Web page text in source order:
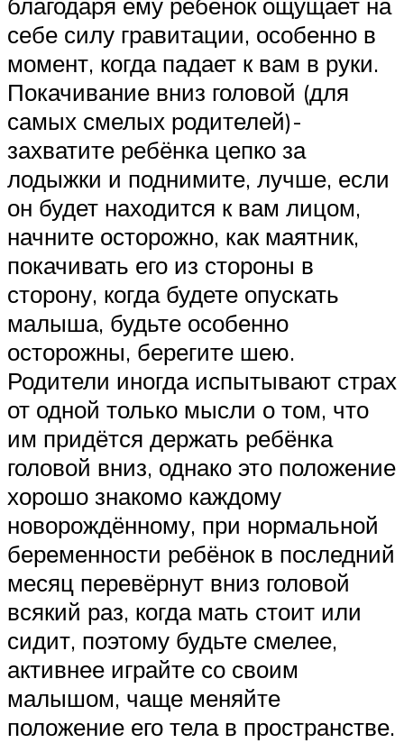
себе силу гравитации, особенно в
момент, когда падает к вам в руки.
Покачивание вниз головой (для
самых смелых родителей)-
захватите ребёнка цепко за
лодыжки и поднимите, лучше, если
он будет находится к вам лицом,
начните осторожно, как маятник,
покачивать его из стороны в
сторону, когда будете опускать
малыша, будьте особенно
осторожны, берегите шею.
Родители иногда испытывают страх
от одной только мысли о том, что
им придётся держать ребёнка
головой вниз, однако это положение
хорошо знакомо каждому
новорождённому, при нормальной
беременности ребёнок в последний
месяц перевёрнут вниз головой
всякий раз, когда мать стоит или
сидит, поэтому будьте смелее,
активнее играйте со своим
малышом, чаще меняйте
положение его тела в пространстве.